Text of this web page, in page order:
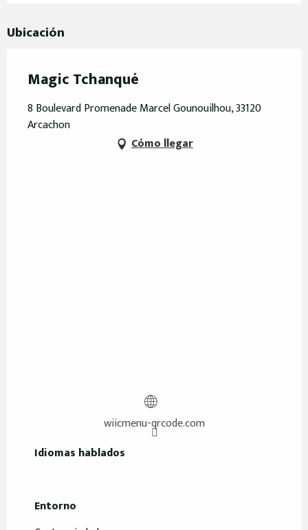
Ubicación
Magic Tchanqué
8 Boulevard Promenade Marcel Gounouilhou, 33120
Arcachon
Cómo llegar
wiicmenu-qrcode.com
Idiomas hablados
Idiomas hablados
Entorno
Entorno